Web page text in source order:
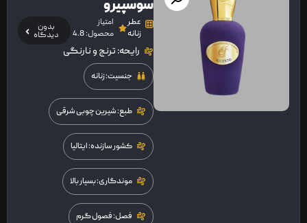
سوسپیرو
عطر
زنانه
امتیاز
محصول: 4.8
بدون
دیدگاه
رایحه: ترنج و نارنگی
جنسیت: زنانه
طبع: شیرین چوبی شرقی
کشور سازنده: ایتالیا
موندگاری: بسیار بالا
فصل: فصول گرم